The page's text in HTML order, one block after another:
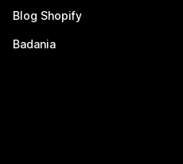
Blog Shopify
Badania